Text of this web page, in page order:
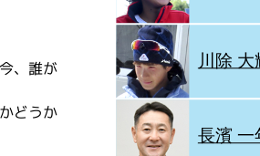
、誰が
どうか
川除 大
長濱 一